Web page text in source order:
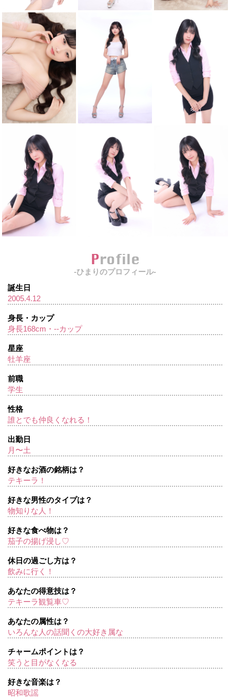
Profile
-ひまりのプロフィール-
誕生日
2005.4.12
身長・カップ
身長168cm・--カップ
星座
牡羊座
前職
学生
性格
誰とでも仲良くなれる！
出勤日
月〜土
好きなお酒の銘柄は？
テキーラ！
好きな男性のタイプは？
物知りな人！
好きな食べ物は？
茄子の揚げ浸し♡
休日の過ごし方は？
飲みに行く！
あなたの得意技は？
テキーラ観覧車♡
あなたの属性は？
いろんな人の話聞くの大好き属な
チャームポイントは？
笑うと目がなくなる
好きな音楽は？
昭和歌謡